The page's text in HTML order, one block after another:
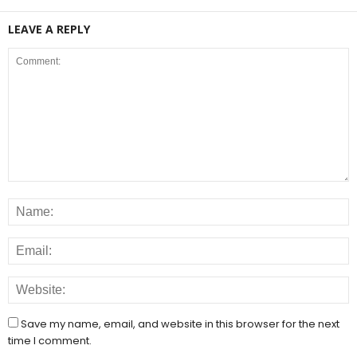
LEAVE A REPLY
Save my name, email, and website in this browser for the next
time I comment.